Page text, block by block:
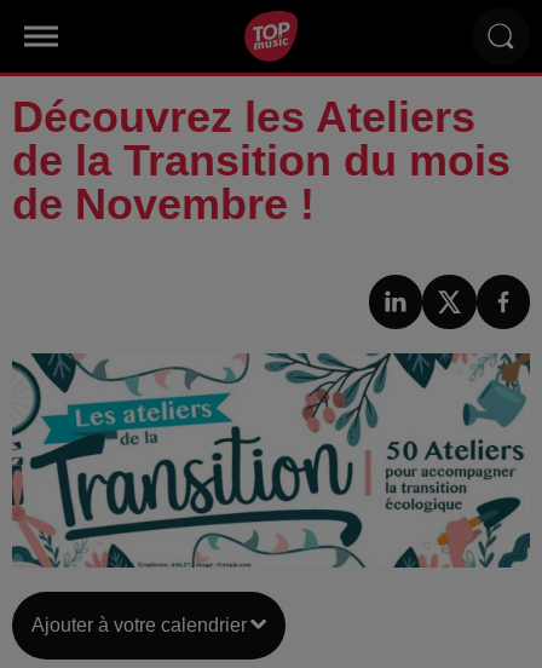
Découvrez les Ateliers
de la Transition du mois
de Novembre !
Ajouter à votre calendrier